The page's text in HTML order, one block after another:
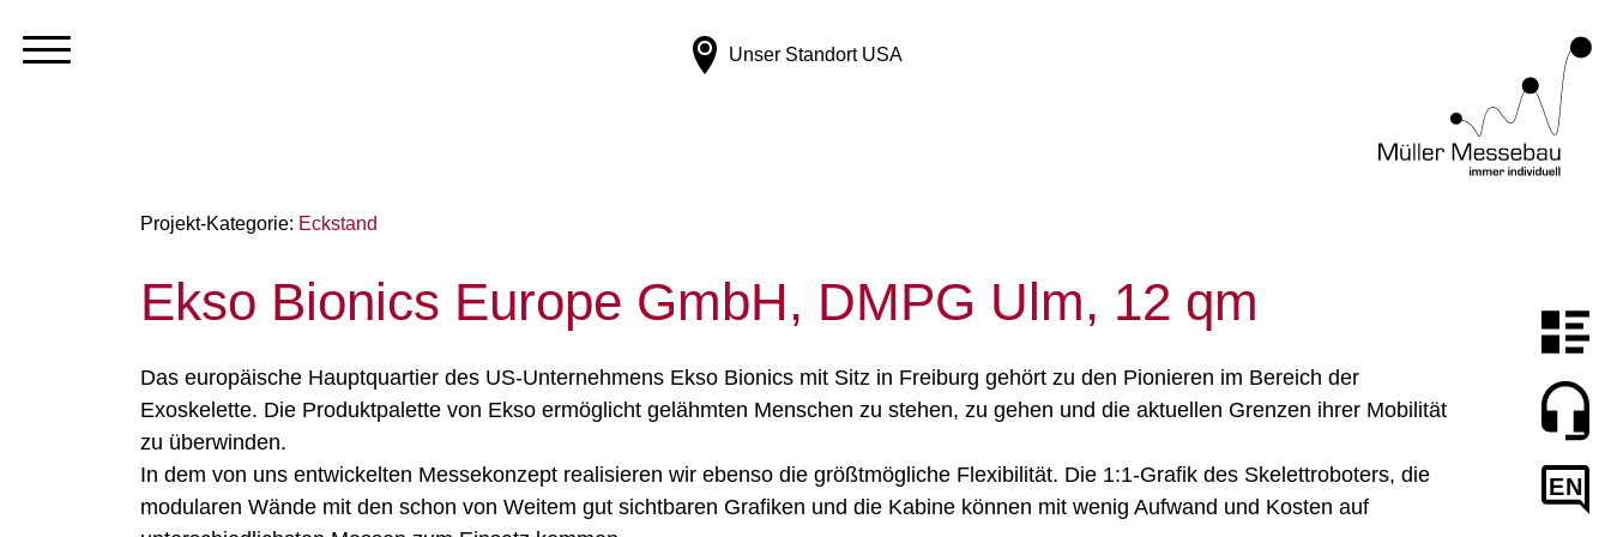
Unser Standort USA
EN
Projekt-Kategorie: Eckstand
Ekso Bionics Europe GmbH, DMPG Ulm, 12 qm
Das europäische Hauptquartier des US-Unternehmens Ekso Bionics mit Sitz in Freiburg gehört zu den Pionieren im Bereich der
Exoskelette. Die Produktpalette von Ekso ermöglicht gelähmten Menschen zu stehen, zu gehen und die aktuellen Grenzen ihrer Mobilität
zu überwinden.
In dem von uns entwickelten Messekonzept realisieren wir ebenso die größtmögliche Flexibilität. Die 1:1-Grafik des Skelettroboters, die
modularen Wände mit den schon von Weitem gut sichtbaren Grafiken und die Kabine können mit wenig Aufwand und Kosten auf